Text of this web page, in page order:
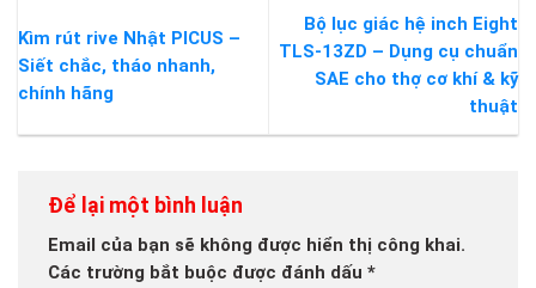
Kìm rút rive Nhật PICUS –
Siết chắc, tháo nhanh,
chính hãng
Bộ lục giác hệ inch Eight
TLS-13ZD – Dụng cụ chuẩn
SAE cho thợ cơ khí & kỹ
thuật
Để lại một bình luận
Email của bạn sẽ không được hiển thị công khai.
Các trường bắt buộc được đánh dấu *